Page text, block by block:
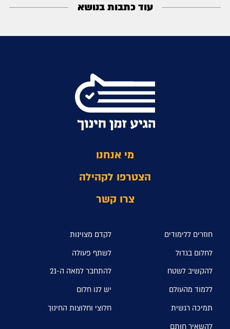
עוד כתבות בנושא
מי אנחנו
הצטרפו לקהילה
צרו קשר
חוזרים ללימודים
לקדם מצוינות
לחלום בגדול
לשתף פעולה
להקשיב לשטח
להתחבר למאה ה-21
ללמוד מהעולם
יש לנו חלום
תמיכה רגשית
חלוצי וחלוצות החינוך
להשאיר חותם